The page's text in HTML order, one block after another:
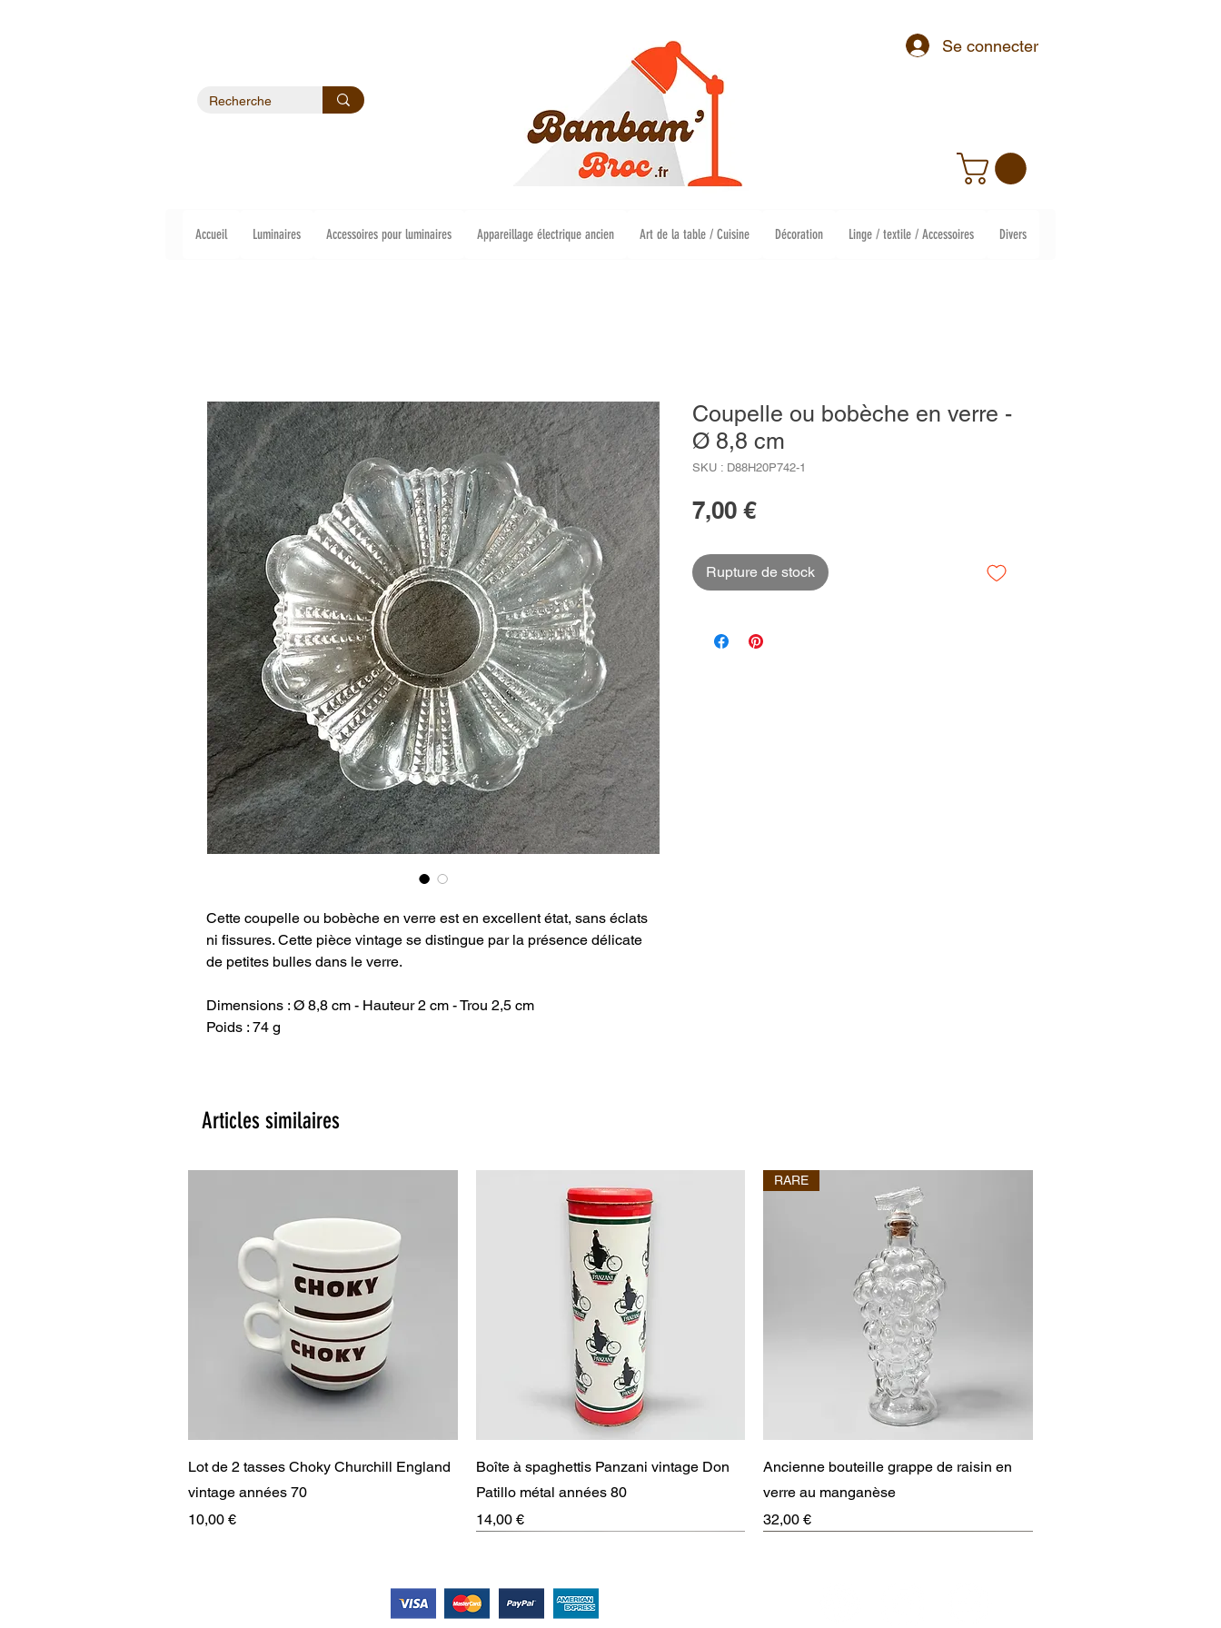
Se connecter
Accueil Luminaires Accessoires pour luminaires Appareillage électrique ancien Art de la table / Cuisine Décoration Linge / textile / Accessoires Divers
Cette coupelle ou bobèche en verre est en excellent état, sans éclats
ni fissures. Cette pièce vintage se distingue par la présence délicate
de petites bulles dans le verre.
Dimensions : Ø 8,8 cm - Hauteur 2 cm - Trou 2,5 cm
Poids : 74 g
Coupelle ou bobèche en verre -
Ø 8,8 cm
SKU : D88H20P742-1
7,00 €Prix
Rupture de stock
Articles similaires
Aperçu rapide
Lot de 2 tasses Choky Churchill England
vintage années 70
Prix
10,00 €
Aperçu rapide
Boîte à spaghettis Panzani vintage Don
Patillo métal années 80
Prix
14,00 €
Aperçu rapide
RARE
Ancienne bouteille grappe de raisin en
verre au manganèse
Prix
32,00 €